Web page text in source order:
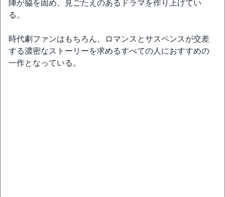
陣が脇を固め、見ごたえのあるドラマを作り上げてい
る。
時代劇ファンはもちろん、ロマンスとサスペンスが交差
する濃密なストーリーを求めるすべての人におすすめの
一作となっている。